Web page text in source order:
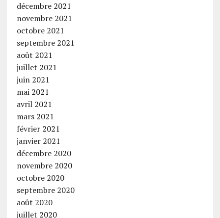
décembre 2021
novembre 2021
octobre 2021
septembre 2021
août 2021
juillet 2021
juin 2021
mai 2021
avril 2021
mars 2021
février 2021
janvier 2021
décembre 2020
novembre 2020
octobre 2020
septembre 2020
août 2020
juillet 2020